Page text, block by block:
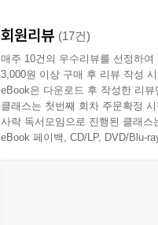
또한 이 책에서 소개하는 작
이종구, 전혁림, 김경인 이길
큰 흐름을 되돌아보는 일이기
이들은 왜 "고향"이라는 안
《미술마을 인문여행》을 출
회원리뷰 (17건)
매주 10건의 우수리뷰를 선정하
3,000원 이상 구매 후 리뷰 작성 시
eBook은 다운로드 후 작성한 리
클래스는 첫번째 회차 주문확정
사락 독서모임으로 진행된 클래
eBook 페이백, CD/LP, DVD/Blu-